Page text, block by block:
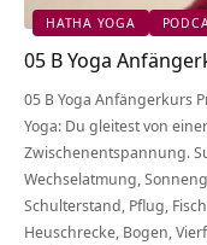
HATHA YOGA
05 B Yoga
05 B Yoga Anfängerkurs
Yoga: Du gleitest von
Zwischenentspannung.
Wechselatmung,
Schulterstand, Pflug,
Heuschrecke, Bogen,